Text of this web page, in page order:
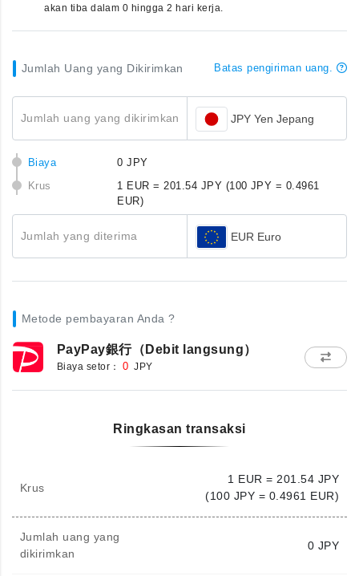
akan tiba dalam 0 hingga 2 hari kerja.
Jumlah Uang yang Dikirimkan Batas pengiriman uang.
Jumlah uang yang dikirimkan JPY Yen Jepang
Biaya
0 JPY
Krus
1 EUR = 201.54 JPY (100 JPY = 0.4961
EUR)
Jumlah yang diterima EUR Euro
Metode pembayaran Anda ?
PayPay銀行（Debit langsung）
Biaya setor： 0 JPY
Ringkasan transaksi
Krus
1 EUR = 201.54 JPY
(100 JPY = 0.4961 EUR)
Jumlah uang yang
dikirimkan
0 JPY